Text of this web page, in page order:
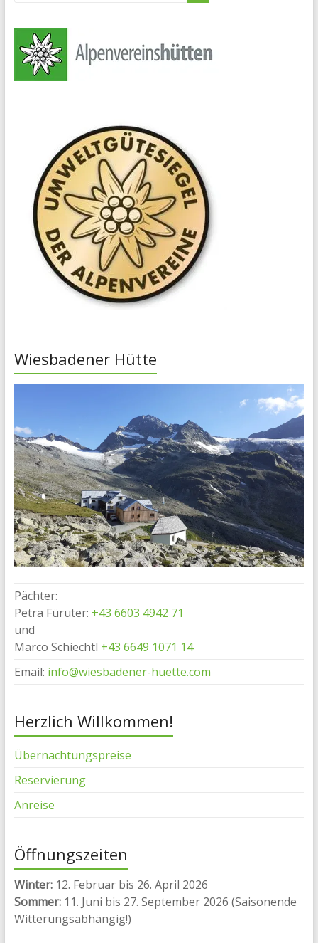
Wiesbadener Hütte
Pächter:
Petra Füruter: +43 6603 4942 71
und
Marco Schiechtl +43 6649 1071 14
Email: info@wiesbadener-huette.com
Herzlich Willkommen!
Übernachtungspreise
Reservierung
Anreise
Öffnungszeiten
Winter:12. Februar bis 26. April 2026
Sommer: 11. Juni bis 27. September 2026 (Saisonende
Witterungsabhängig!)